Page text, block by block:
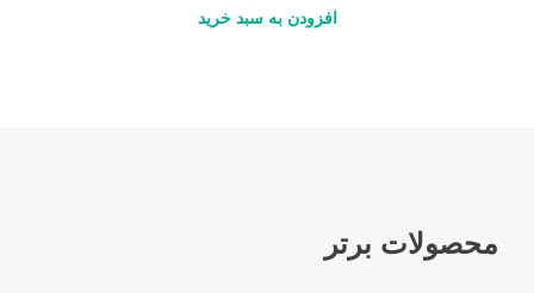
افزودن به سبد خرید
محصولات برتر